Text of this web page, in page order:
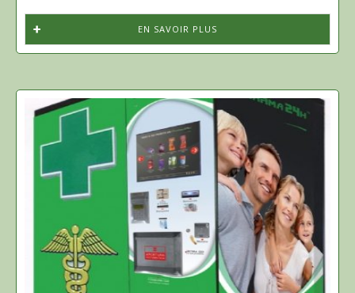
EN SAVOIR PLUS